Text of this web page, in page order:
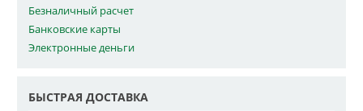
Безналичный расчет
Банковские карты
Электронные деньги
БЫСТРАЯ ДОСТАВКА